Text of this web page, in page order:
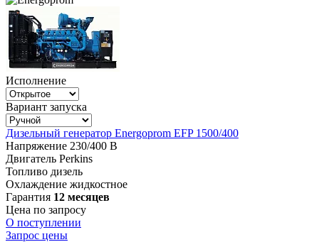
Исполнение
Вариант запуска
Дизельный генератор Energoprom EFP 1500/400
Напряжение 230/400 В
Двигатель Perkins
Топливо дизель
Охлаждение жидкостное
Гарантия 12 месяцев
Цена по запросу
О поступлении
Запрос цены